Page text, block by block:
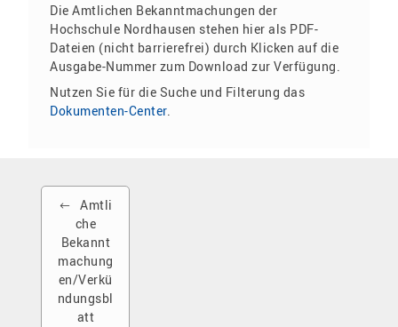
Die Amtlichen Bekanntmachungen der
Hochschule Nordhausen stehen hier als PDF-
Dateien (nicht barrierefrei) durch Klicken auf die
Ausgabe-Nummer zum Download zur Verfügung.
Nutzen Sie für die Suche und Filterung das
Dokumenten-Center.
Amtli
che
Bekannt
machung
en/Verkü
ndungsbl
att